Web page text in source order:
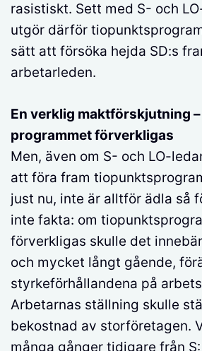
rasistiskt. Sett med S- och
utgör därför
sätt att försöka hejda SD:s
arbetarleden.
En verklig maktförskjutning
programmet förverkligas
Men, även om S- och LO-
att föra fram
just nu, inte är alltför ädla så
inte fakta: om
förverkligas skulle det
och mycket långt gående,
styrkeförhållandena på
Arbetarnas ställning skulle
bekostnad av storföretagen.
många gånger tidigare från